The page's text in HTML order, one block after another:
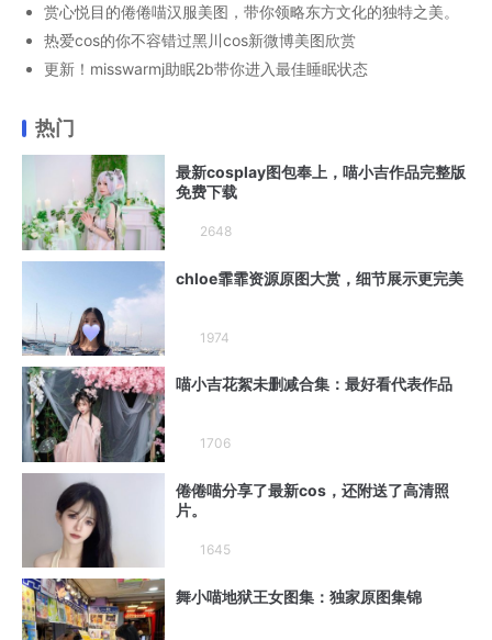
赏心悦目的倦倦喵汉服美图，带你领略东方文化的独特之美。
热爱cos的你不容错过黑川cos新微博美图欣赏
更新！misswarmj助眠2b带你进入最佳睡眠状态
热门
最新cosplay图包奉上，喵小吉作品完整版
免费下载
2648
chloe霏霏资源原图大赏，细节展示更完美
1974
喵小吉花絮未删减合集：最好看代表作品
1706
倦倦喵分享了最新cos，还附送了高清照
片。
1645
舞小喵地狱王女图集：独家原图集锦